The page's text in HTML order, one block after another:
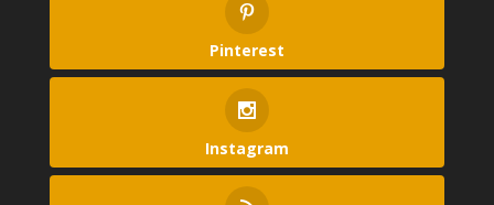
Pinterest
Instagram